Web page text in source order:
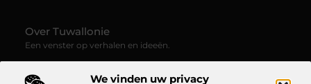
We vinden uw privacy
Over Tuwallonie
Een venster op verhalen en ideeën.
inspiratie, creativiteit en inzichten uit het dagelijks leven. Laat